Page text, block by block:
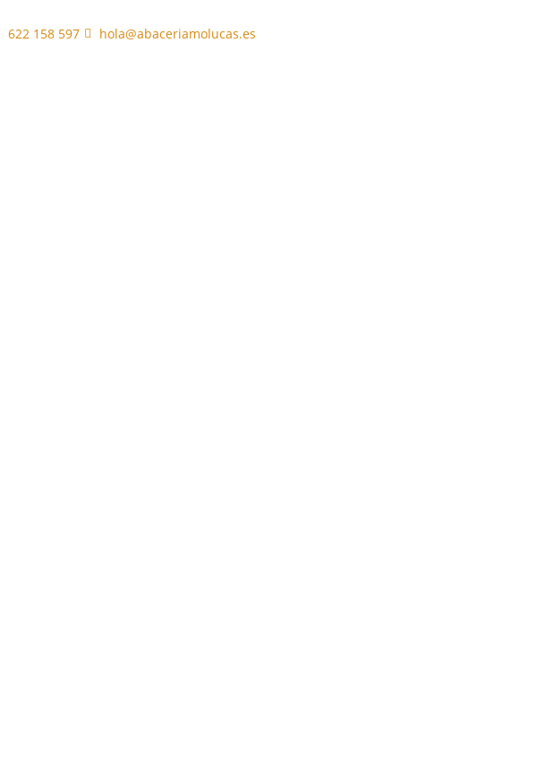
622 158 597 hola@abaceriamolucas.es